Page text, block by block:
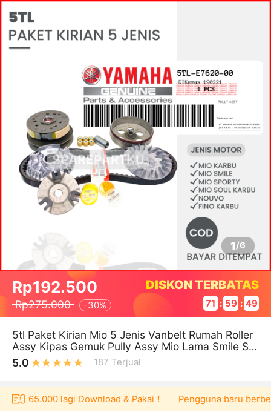
1/6
Rp192.500
Rp275.000 -30%
DISKON TERBATAS
71 : 59 : 49
5tl Paket Kirian Mio 5 Jenis Vanbelt Rumah Roller
Assy Kipas Gemuk Pully Assy Mio Lama Smile Sp
orty Soul Karbu Nouvo Fin
5.0 187 Terjual
lagi Download & Pakai！ Pengguna baru